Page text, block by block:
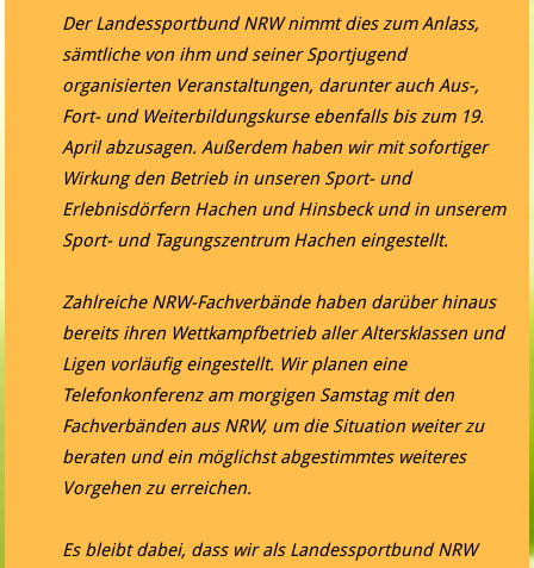
Der Landessportbund NRW nimmt dies zum Anlass,
sämtliche von ihm und seiner Sportjugend
organisierten Veranstaltungen, darunter auch Aus-,
Fort- und Weiterbildungskurse ebenfalls bis zum 19.
April abzusagen. Außerdem haben wir mit sofortiger
Wirkung den Betrieb in unseren Sport- und
Erlebnisdörfern Hachen und Hinsbeck und in unserem
Sport- und Tagungszentrum Hachen eingestellt.
Zahlreiche NRW-Fachverbände haben darüber hinaus
bereits ihren Wettkampfbetrieb aller Altersklassen und
Ligen vorläufig eingestellt. Wir planen eine
Telefonkonferenz am morgigen Samstag mit den
Fachverbänden aus NRW, um die Situation weiter zu
beraten und ein möglichst abgestimmtes weiteres
Vorgehen zu erreichen.
Es bleibt dabei, dass wir als Landessportbund NRW